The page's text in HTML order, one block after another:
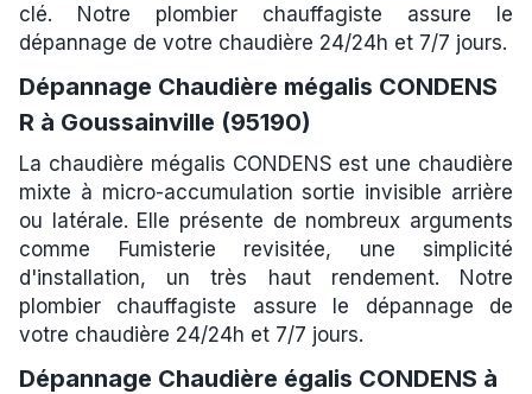
clé. Notre plombier chauffagiste assure le
dépannage de votre chaudière 24/24h et 7/7 jours.
Dépannage Chaudière mégalis CONDENS
R à Goussainville (95190)
La chaudière mégalis CONDENS est une chaudière
mixte à micro-accumulation sortie invisible arrière
ou latérale. Elle présente de nombreux arguments
comme Fumisterie revisitée, une simplicité
d'installation, un très haut rendement. Notre
plombier chauffagiste assure le dépannage de
votre chaudière 24/24h et 7/7 jours.
Dépannage Chaudière égalis CONDENS à